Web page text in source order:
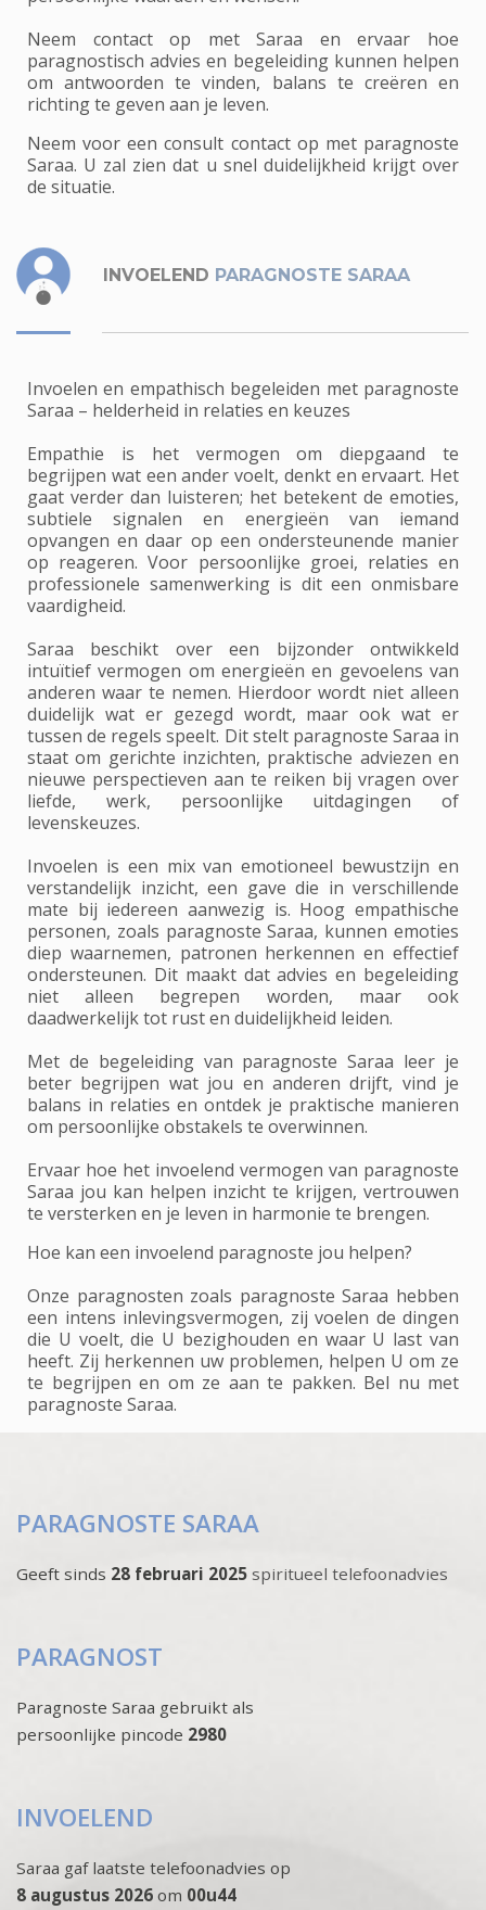
Neem contact op met Saraa en ervaar hoe
paragnostisch advies en begeleiding kunnen helpen
om antwoorden te vinden, balans te creëren en
richting te geven aan je leven.
Neem voor een consult contact op met paragnoste
Saraa. U zal zien dat u snel duidelijkheid krijgt over
de situatie.
INVOELEND PARAGNOSTE SARAA
Invoelen en empathisch begeleiden met paragnoste
Saraa – helderheid in relaties en keuzes
Empathie is het vermogen om diepgaand te
begrijpen wat een ander voelt, denkt en ervaart. Het
gaat verder dan luisteren; het betekent de emoties,
subtiele signalen en energieën van iemand
opvangen en daar op een ondersteunende manier
op reageren. Voor persoonlijke groei, relaties en
professionele samenwerking is dit een onmisbare
vaardigheid.
Saraa beschikt over een bijzonder ontwikkeld
intuïtief vermogen om energieën en gevoelens van
anderen waar te nemen. Hierdoor wordt niet alleen
duidelijk wat er gezegd wordt, maar ook wat er
tussen de regels speelt. Dit stelt paragnoste Saraa in
staat om gerichte inzichten, praktische adviezen en
nieuwe perspectieven aan te reiken bij vragen over
liefde, werk, persoonlijke uitdagingen of
levenskeuzes.
Invoelen is een mix van emotioneel bewustzijn en
verstandelijk inzicht, een gave die in verschillende
mate bij iedereen aanwezig is. Hoog empathische
personen, zoals paragnoste Saraa, kunnen emoties
diep waarnemen, patronen herkennen en effectief
ondersteunen. Dit maakt dat advies en begeleiding
niet alleen begrepen worden, maar ook
daadwerkelijk tot rust en duidelijkheid leiden.
Met de begeleiding van paragnoste Saraa leer je
beter begrijpen wat jou en anderen drijft, vind je
balans in relaties en ontdek je praktische manieren
om persoonlijke obstakels te overwinnen.
Ervaar hoe het invoelend vermogen van paragnoste
Saraa jou kan helpen inzicht te krijgen, vertrouwen
te versterken en je leven in harmonie te brengen.
Hoe kan een invoelend paragnoste jou helpen?
Onze paragnosten zoals paragnoste Saraa hebben
een intens inlevingsvermogen, zij voelen de dingen
die U voelt, die U bezighouden en waar U last van
heeft. Zij herkennen uw problemen, helpen U om ze
te begrijpen en om ze aan te pakken. Bel nu met
paragnoste Saraa.
PARAGNOSTE SARAA
Geeft sinds 28 februari 2025 spiritueel telefoonadvies
PARAGNOST
Paragnoste Saraa gebruikt als
persoonlijke pincode 2980
INVOELEND
Saraa gaf laatste telefoonadvies op
8 augustus 2026 om 00u44